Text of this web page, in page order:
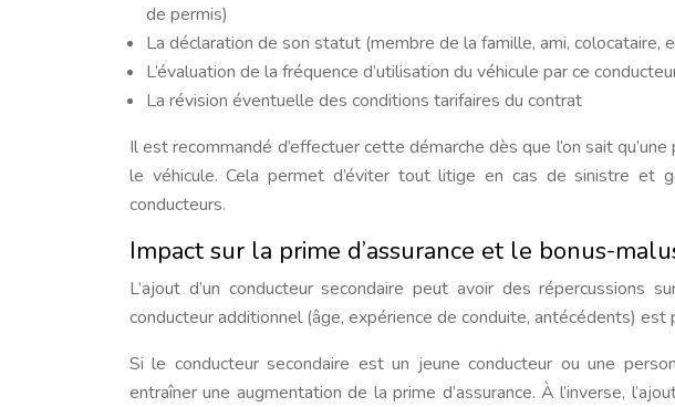
de permis)
La déclaration de son statut (membre de la famille, ami, colocataire,
L’évaluation de la fréquence d’utilisation du véhicule par ce
La révision éventuelle des conditions tarifaires du contrat
Il est recommandé d’effectuer cette démarche dès que l’on sait
le véhicule. Cela permet d’éviter tout litige en cas de sinistre et
conducteurs.
Impact sur la prime d’assurance et le bonus-
L’ajout d’un conducteur secondaire peut avoir des répercussions
conducteur additionnel (âge, expérience de conduite, antécédents)
Si le conducteur secondaire est un jeune conducteur ou une
entraîner une augmentation de la prime d’assurance. À l’inverse,